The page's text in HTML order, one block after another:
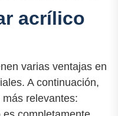
acrílico
varias ventajas en
A continuación,
relevantes: